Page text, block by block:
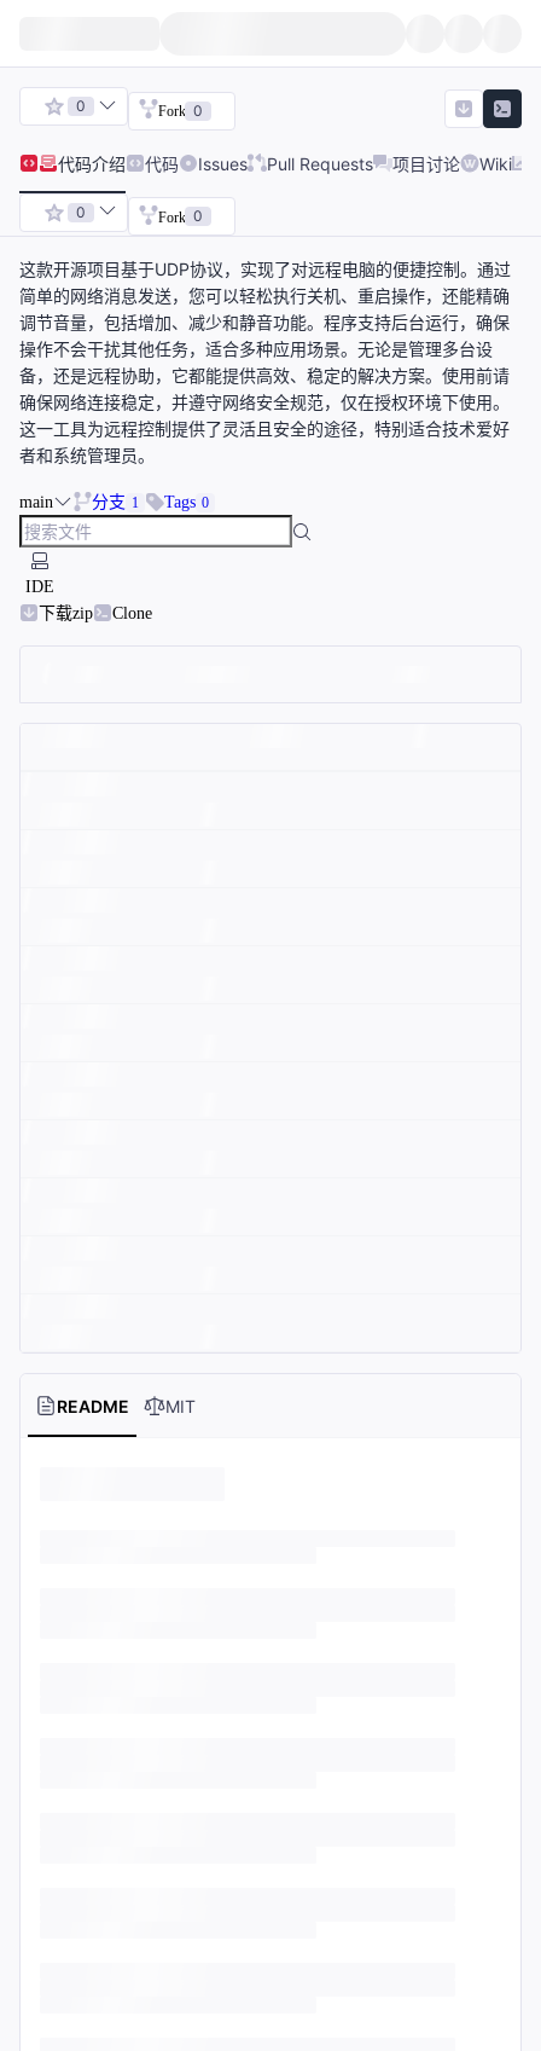
0 Fork 0
代码介绍 代码 Issues Pull Requests 项目讨论 Wiki
0 Fork 0
这款开源项目基于UDP协议，实现了对远程电脑的便捷控制。通过
简单的网络消息发送，您可以轻松执行关机、重启操作，还能精确
调节音量，包括增加、减少和静音功能。程序支持后台运行，确保
操作不会干扰其他任务，适合多种应用场景。无论是管理多台设
备，还是远程协助，它都能提供高效、稳定的解决方案。使用前请
确保网络连接稳定，并遵守网络安全规范，仅在授权环境下使用。
这一工具为远程控制提供了灵活且安全的途径，特别适合技术爱好
者和系统管理员。
main 分支 1 Tags 0
IDE
下载zip
Clone
README MIT